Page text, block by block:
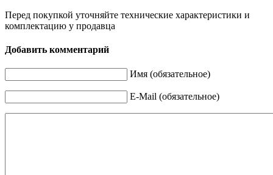
Перед покупкой уточняйте технические характеристики и
комплектацию у продавца
Добавить комментарий
Имя (обязательное)
E-Mail (обязательное)